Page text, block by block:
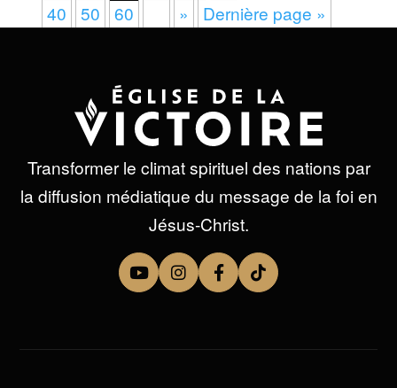
40
50 60 » Dernière page »
Transformer le climat spirituel des nations par
la diffusion médiatique du message de la foi en
Jésus-Christ.